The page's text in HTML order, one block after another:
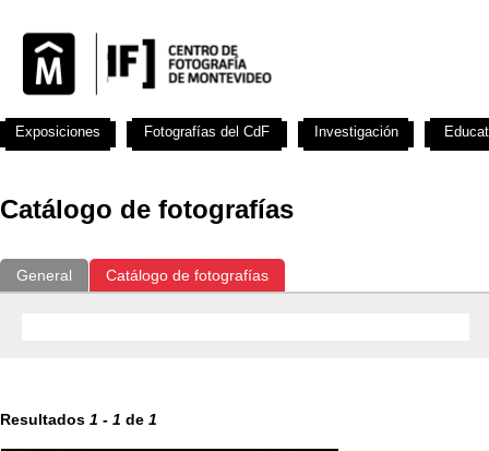
Catálogo de fotografías
General Catálogo de fotografías
Resultados 1 - 1 de 1
Exposiciones Fotografías del CdF Investigación